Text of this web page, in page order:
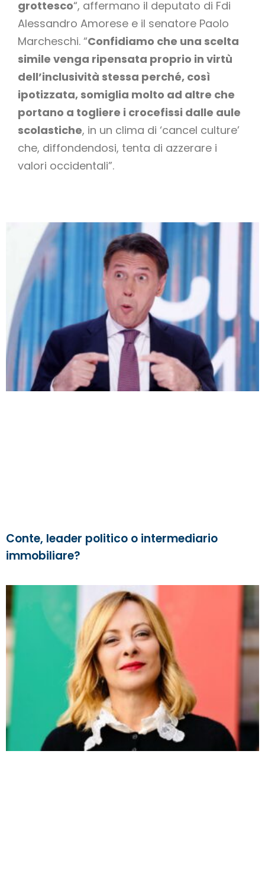
grottesco“, affermano il deputato di Fdi
Alessandro Amorese e il senatore Paolo
Marcheschi. “Confidiamo che una scelta
simile venga ripensata proprio in virtù
dell’inclusività stessa perché, così
ipotizzata, somiglia molto ad altre che
portano a togliere i crocefissi dalle aule
scolastiche, in un clima di ‘cancel culture’
che, diffondendosi, tenta di azzerare i
valori occidentali”.
Conte, leader politico o intermediario
immobiliare?